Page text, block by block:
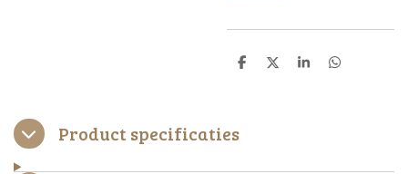
D
D
S
D
Product specificaties